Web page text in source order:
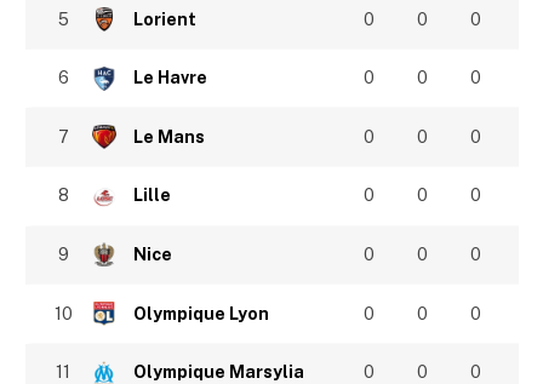
5 Lorient 0 0 0
6 Le Havre 0 0 0
7 Le Mans 0 0 0
8 Lille 0 0 0
9 Nice 0 0 0
10 Olympique Lyon 0 0 0
11 Olympique Marsylia 0 0 0